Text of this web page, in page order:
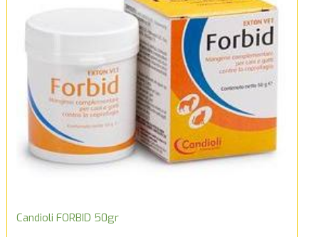
Candioli FORBID 50gr